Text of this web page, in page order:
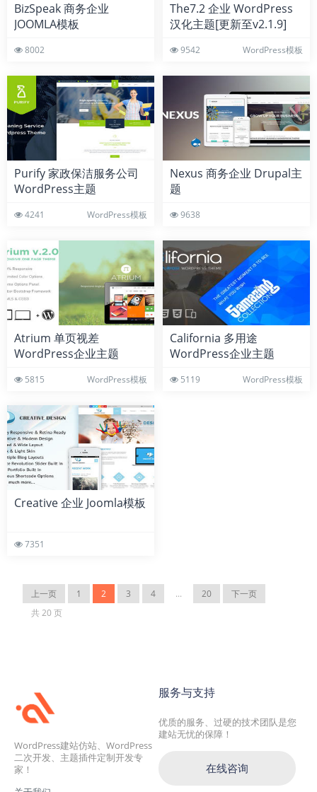
BizSpeak 商务企业
JOOMLA模板
8002
The7.2 企业 WordPress
汉化主题[更新至v2.1.9]
9542 WordPress模板
Purify 家政保洁服务公司
WordPress主题
4241 WordPress模板
Nexus 商务企业 Drupal主
题
9638
Atrium 单页视差
WordPress企业主题
5815 WordPress模板
California 多用途
WordPress企业主题
5119 WordPress模板
Creative 企业 Joomla模板
7351
上一页 1 2 3 4 ... 20
下一页
共 20 页
WordPress建站仿站、WordPress
二次开发、主题插件定制开发专
家！
服务与支持
优质的服务、过硬的技术团队是您
建站无忧的保障！
在线咨询